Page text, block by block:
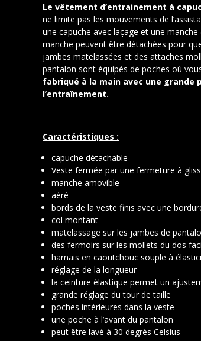
Le vêtement d’entrainement à
ne limite pas les mouvements de
une capuche avec laçage et une
manche peuvent être détachées pour
jambes matelassées et des attaches
pantalon sont équipés de poches où
fabriqué à la main avec une
l’entraînement.
Caractéristiques :
capuche détachable
Veste fermée par une fermeture à
manche amovible
aéré
bords de la veste finis avec une
col montant
matelassage sur les jambes de
des fermoirs sur les mollets du dos
harnais en caoutchouc souple à
réglage de la longueur
la ceinture élastique permet un
grande réglage du tour de taille
poches intérieures dans la veste
une poche à l’avant du pantalon
peut être lavé à 30 degrés Celsius